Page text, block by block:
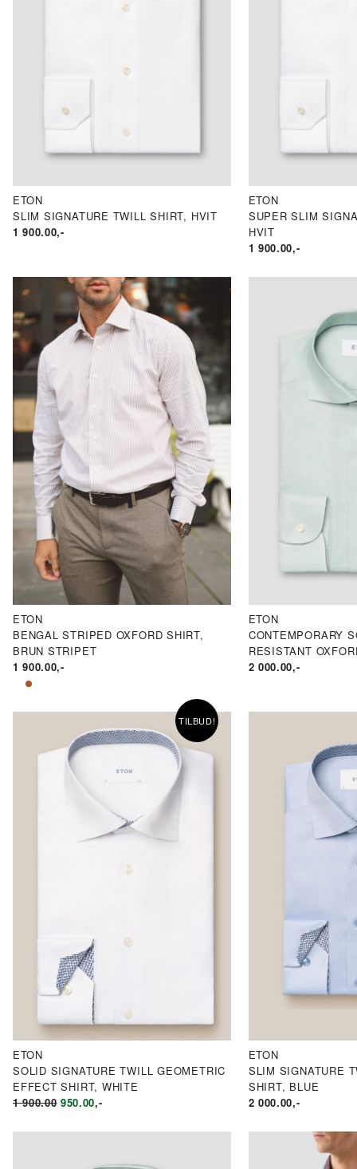
ETON
SLIM SIGNATURE TWILL SHIRT, HVIT
1 900.00,-
ETON
SUPER SLIM
HVIT
1 900.00,-
ETON
BENGAL STRIPED OXFORD SHIRT,
BRUN STRIPET
1 900.00,-
ETON
CONTEMPORARY
RESISTANT
2 000.00,-
TILBUD!
ETON
SOLID SIGNATURE TWILL GEOMETRIC
EFFECT SHIRT, WHITE
1 900.00 OPPRINNELIG
VAR:
900.00.
950.00NÅVÆRENDE
ER:
,-
ETON
SLIM SIGNATURE
SHIRT, BLUE
2 000.00,-